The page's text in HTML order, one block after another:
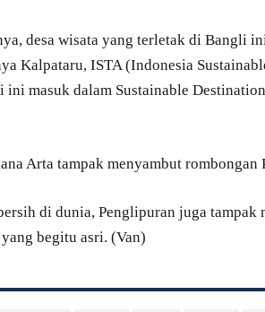
desa wisata yang terletak di Bangli
Kalpataru, ISTA (Indonesia
ini masuk dalam Sustainable
Arta tampak menyambut rombongan
di dunia, Penglipuran juga tampak
begitu asri. (Van)